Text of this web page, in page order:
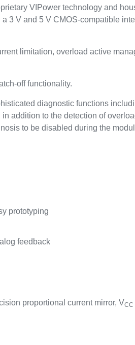
VIPower technology and
3 V and 5 V CMOS-compatible
limitation, overload active
off functionality.
diagnostic functions
addition to the detection of
to be disabled during the
prototyping
feedback
proportional current mirror, VCC